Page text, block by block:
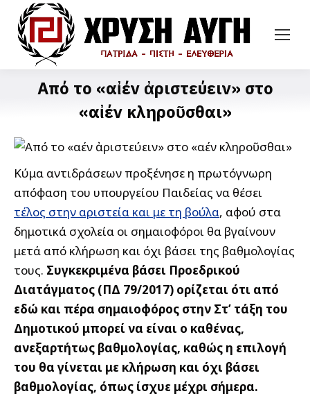
Από το «αἰέν ἀριστεύειν» στο
«αἰέν κληροῦσθαι»
Κύμα αντιδράσεων προξένησε η πρωτόγνωρη
απόφαση του υπουργείου Παιδείας να θέσει
τέλος στην αριστεία και με τη βούλα, αφού στα
δημοτικά σχολεία οι σημαιοφόροι θα βγαίνουν
μετά από κλήρωση και όχι βάσει της βαθμολογίας
τους. Συγκεκριμένα βάσει Προεδρικού
Διατάγματος (ΠΔ 79/2017) ορίζεται ότι από
εδώ και πέρα σημαιοφόρος στην Στ’ τάξη του
Δημοτικού μπορεί να είναι ο καθένας,
ανεξαρτήτως βαθμολογίας, καθώς η επιλογή
του θα γίνεται με κλήρωση και όχι βάσει
βαθμολογίας, όπως ίσχυε μέχρι σήμερα.